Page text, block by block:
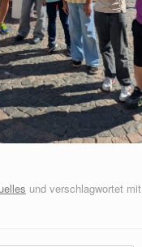
und verschlagwortet mit